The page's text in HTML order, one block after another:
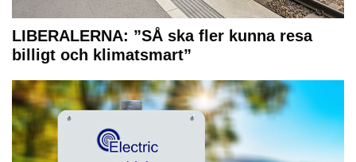
LIBERALERNA: ”SÅ ska fler kunna resa
billigt och klimatsmart”